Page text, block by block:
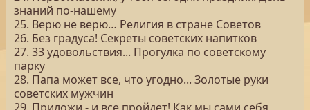
знаний по-нашему
25. Верю не верю… Религия в стране Советов
26. Без градуса! Секреты советских напитков
27. 33 удовольствия... Прогулка по советскому
парку
28. Папа может все, что угодно... Золотые руки
советских мужчин